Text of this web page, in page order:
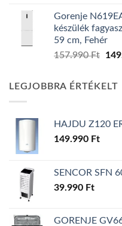
Gorenje
készülék
59 cm, Fehér
157.990Ft
LEGJOBBRA ÉRTÉKELT
HAJDU Z120
149.990 Ft
SENCOR SFN
39.990 Ft
GORENJE